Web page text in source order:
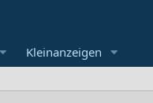
Kleinanzeigen